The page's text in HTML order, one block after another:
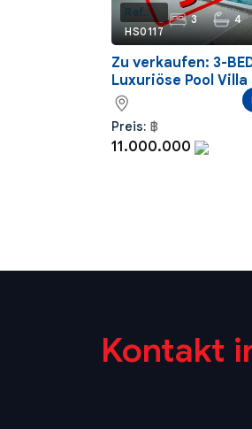
Ref.:
HS0117
3 4
Zu verkaufen: 3-
Luxuriöse Pool Villa
Preis: ฿
11.000.000
Kontakt